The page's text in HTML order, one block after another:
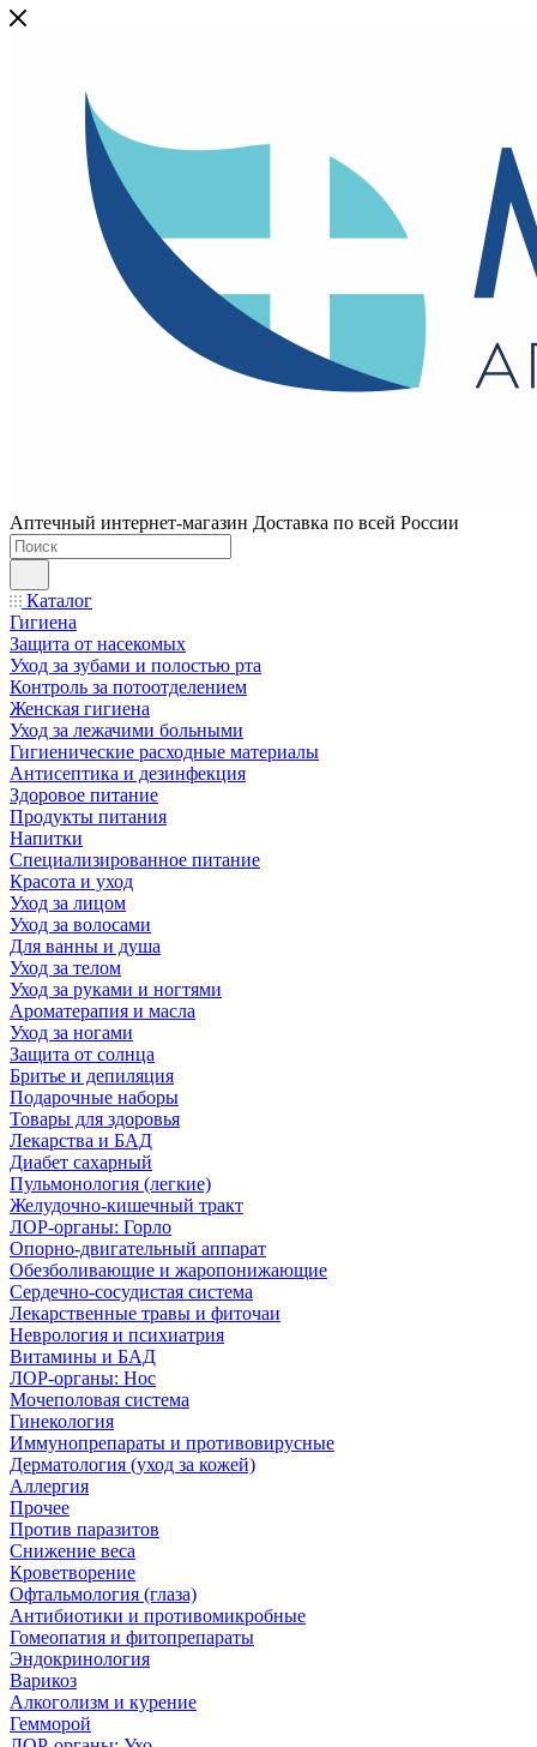
Аптечный интернет-магазин Доставка по всей России
Каталог
Гигиена
Защита от насекомых
Уход за зубами и полостью рта
Контроль за потоотделением
Женская гигиена
Уход за лежачими больными
Гигиенические расходные материалы
Антисептика и дезинфекция
Здоровое питание
Продукты питания
Напитки
Специализированное питание
Красота и уход
Уход за лицом
Уход за волосами
Для ванны и душа
Уход за телом
Уход за руками и ногтями
Ароматерапия и масла
Уход за ногами
Защита от солнца
Бритье и депиляция
Подарочные наборы
Товары для здоровья
Лекарства и БАД
Диабет сахарный
Пульмонология (легкие)
Желудочно-кишечный тракт
ЛОР-органы: Горло
Опорно-двигательный аппарат
Обезболивающие и жаропонижающие
Сердечно-сосудистая система
Лекарственные травы и фиточаи
Неврология и психиатрия
Витамины и БАД
ЛОР-органы: Нос
Мочеполовая система
Гинекология
Иммунопрепараты и противовирусные
Дерматология (уход за кожей)
Аллергия
Прочее
Против паразитов
Снижение веса
Кроветворение
Офтальмология (глаза)
Антибиотики и противомикробные
Гомеопатия и фитопрепараты
Эндокринология
Варикоз
Алкоголизм и курение
Гемморой